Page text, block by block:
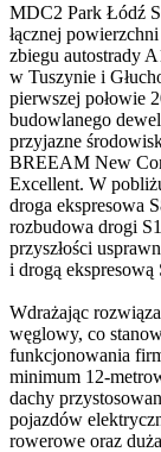
MDC2 Park Łódź
łącznej
zbiegu autostrady
w Tuszynie i
pierwszej połowie
budowlanego
przyjazne
BREEAM New
Excellent. W
droga ekspresowa
rozbudowa drogi
przyszłości
i drogą ekspresową
Wdrażając
węglowy, co
funkcjonowania
minimum 12-
dachy
pojazdów
rowerowe oraz